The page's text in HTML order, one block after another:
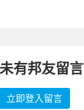
有邦友留言
立即登入留言